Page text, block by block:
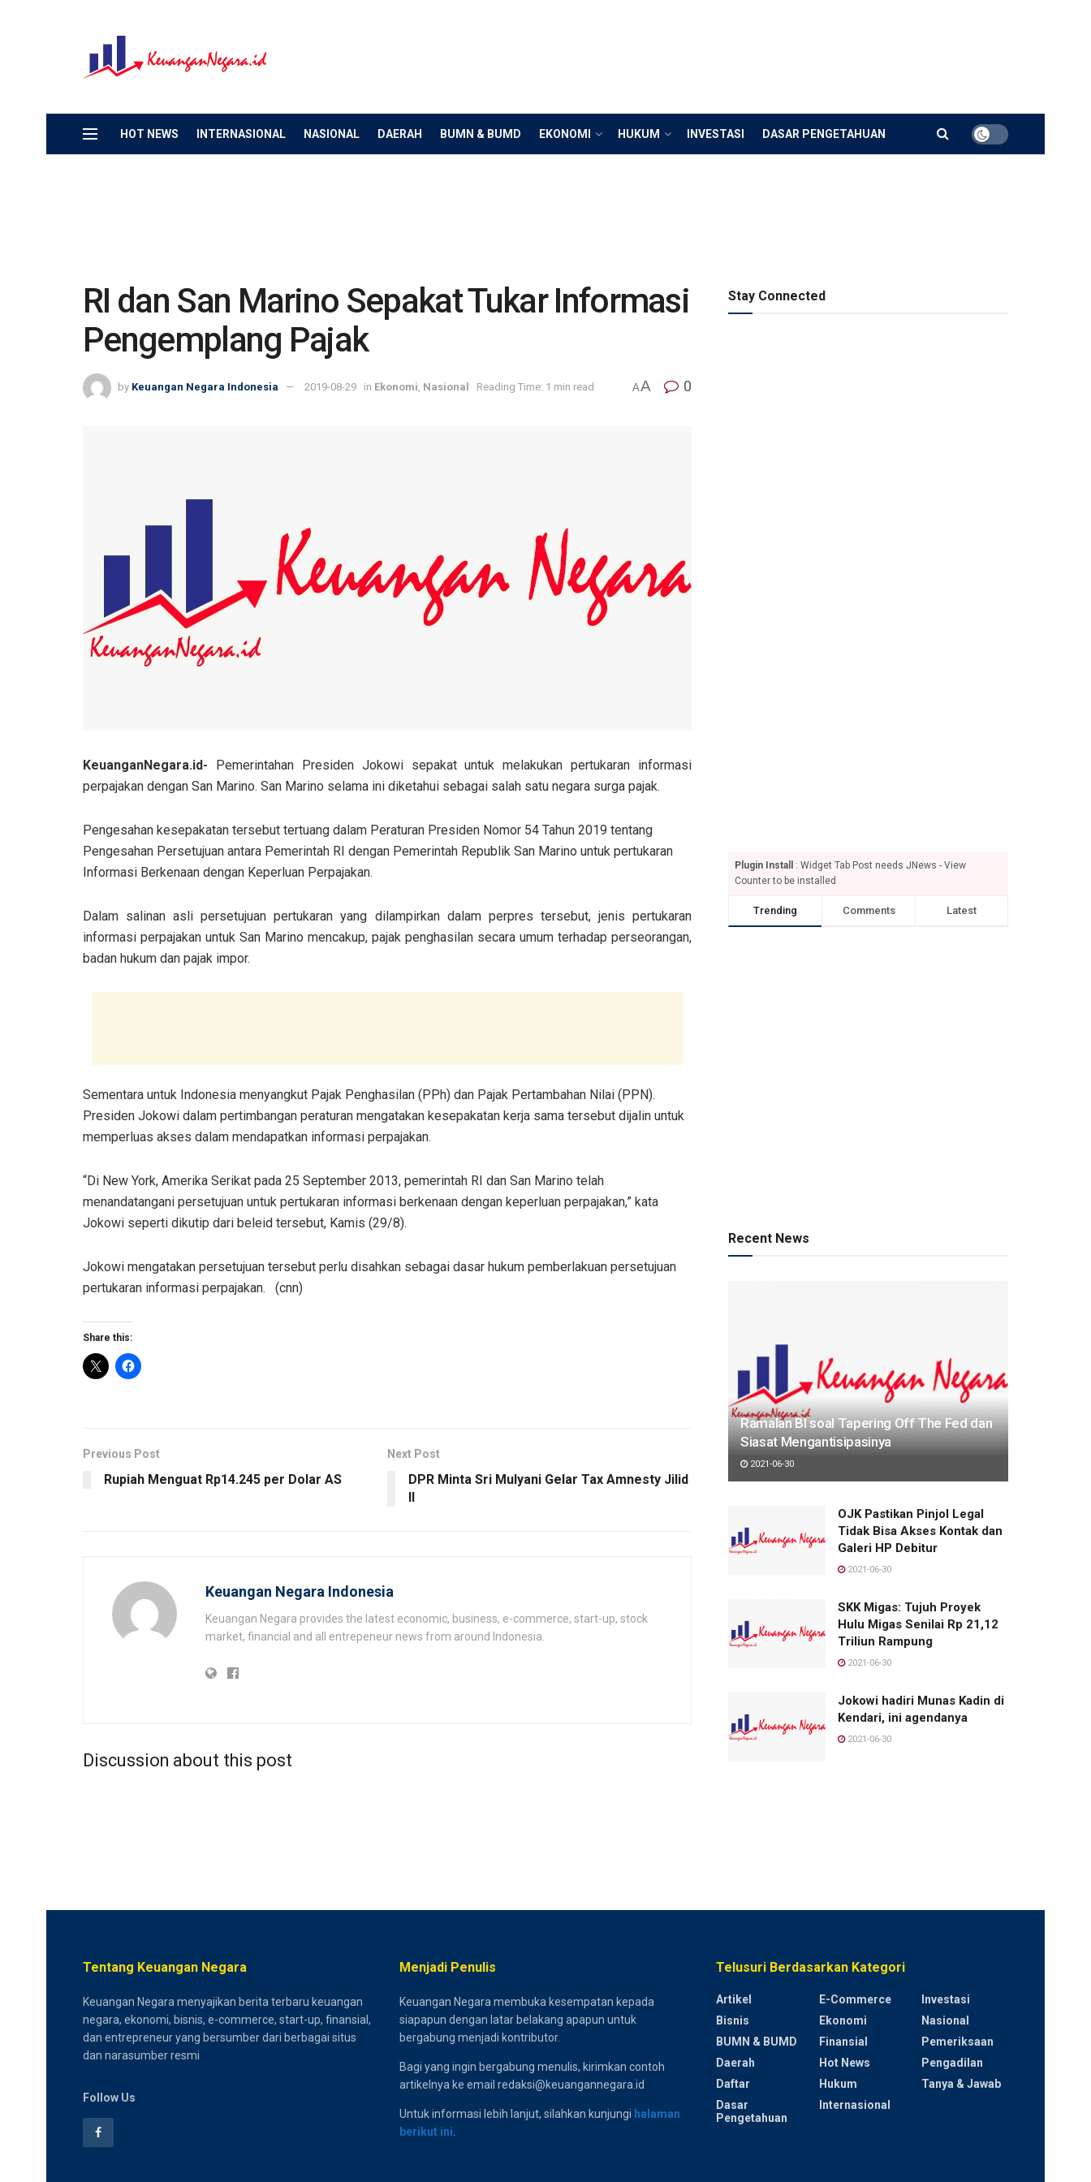
HOT NEWS INTERNASIONAL NASIONAL DAERAH BUMN & BUMD EKONOMI HUKUM INVESTASI DASAR PENGETAHUAN
RI dan San Marino Sepakat Tukar Informasi
Pengemplang Pajak
by Keuangan Negara Indonesia 2019-08-29 in Ekonomi Nasional Reading Time: 1 min read AA 0
KeuanganNegara.id- Pemerintahan Presiden Jokowi sepakat untuk melakukan pertukaran informasi
perpajakan dengan San Marino. San Marino selama ini diketahui sebagai salah satu negara surga pajak.
Pengesahan kesepakatan tersebut tertuang dalam Peraturan Presiden Nomor 54 Tahun 2019 tentang
Pengesahan Persetujuan antara Pemerintah RI dengan Pemerintah Republik San Marino untuk pertukaran
Informasi Berkenaan dengan Keperluan Perpajakan.
Dalam salinan asli persetujuan pertukaran yang dilampirkan dalam perpres tersebut, jenis pertukaran
informasi perpajakan untuk San Marino mencakup, pajak penghasilan secara umum terhadap perseorangan,
badan hukum dan pajak impor.
Sementara untuk Indonesia menyangkut Pajak Penghasilan (PPh) dan Pajak Pertambahan Nilai (PPN).
Presiden Jokowi dalam pertimbangan peraturan mengatakan kesepakatan kerja sama tersebut dijalin untuk
memperluas akses dalam mendapatkan informasi perpajakan.
“Di New York, Amerika Serikat pada 25 September 2013, pemerintah RI dan San Marino telah
menandatangani persetujuan untuk pertukaran informasi berkenaan dengan keperluan perpajakan,” kata
Jokowi seperti dikutip dari beleid tersebut, Kamis (29/8).
Jokowi mengatakan persetujuan tersebut perlu disahkan sebagai dasar hukum pemberlakuan persetujuan
pertukaran informasi perpajakan. (cnn)
Share this:
Previous Post
Rupiah Menguat Rp14.245 per Dolar AS
Next Post
DPR Minta Sri Mulyani Gelar Tax Amnesty Jilid
II
Keuangan Negara Indonesia
Keuangan Negara provides the latest economic, business, e-commerce, start-up, stock
market, financial and all entrepeneur news from around Indonesia.
Discussion about this post
Stay Connected
Plugin Install
: Widget Tab Post needs JNews - View
Counter to be installed
Trending Comments Latest
Recent News
Ramalan BI soal Tapering Off The Fed dan
Siasat Mengantisipasinya
2021-06-30
OJK Pastikan Pinjol Legal
Tidak Bisa Akses Kontak dan
Galeri HP Debitur
2021-06-30
SKK Migas: Tujuh Proyek
Hulu Migas Senilai Rp 21,12
Triliun Rampung
2021-06-30
Jokowi hadiri Munas Kadin di
Kendari, ini agendanya
2021-06-30
Tentang Keuangan Negara
Keuangan Negara menyajikan berita terbaru keuangan
negara, ekonomi, bisnis, e-commerce, start-up, finansial,
dan entrepreneur yang bersumber dari berbagai situs
dan narasumber resmi
Follow Us
Menjadi Penulis
Keuangan Negara membuka kesempatan kepada
siapapun dengan latar belakang apapun untuk
bergabung menjadi kontributor.
Bagi yang ingin bergabung menulis, kirimkan contoh
artikelnya ke email redaksi@keuangannegara.id
Untuk informasi lebih lanjut, silahkan kunjungi halaman
berikut ini
Telusuri Berdasarkan Kategori
Artikel
Bisnis
BUMN & BUMD
Daerah
Daftar
Dasar
Pengetahuan
E-Commerce
Ekonomi
Finansial
Hot News
Hukum
Internasional
Investasi
Nasional
Pemeriksaan
Pengadilan
Tanya & Jawab